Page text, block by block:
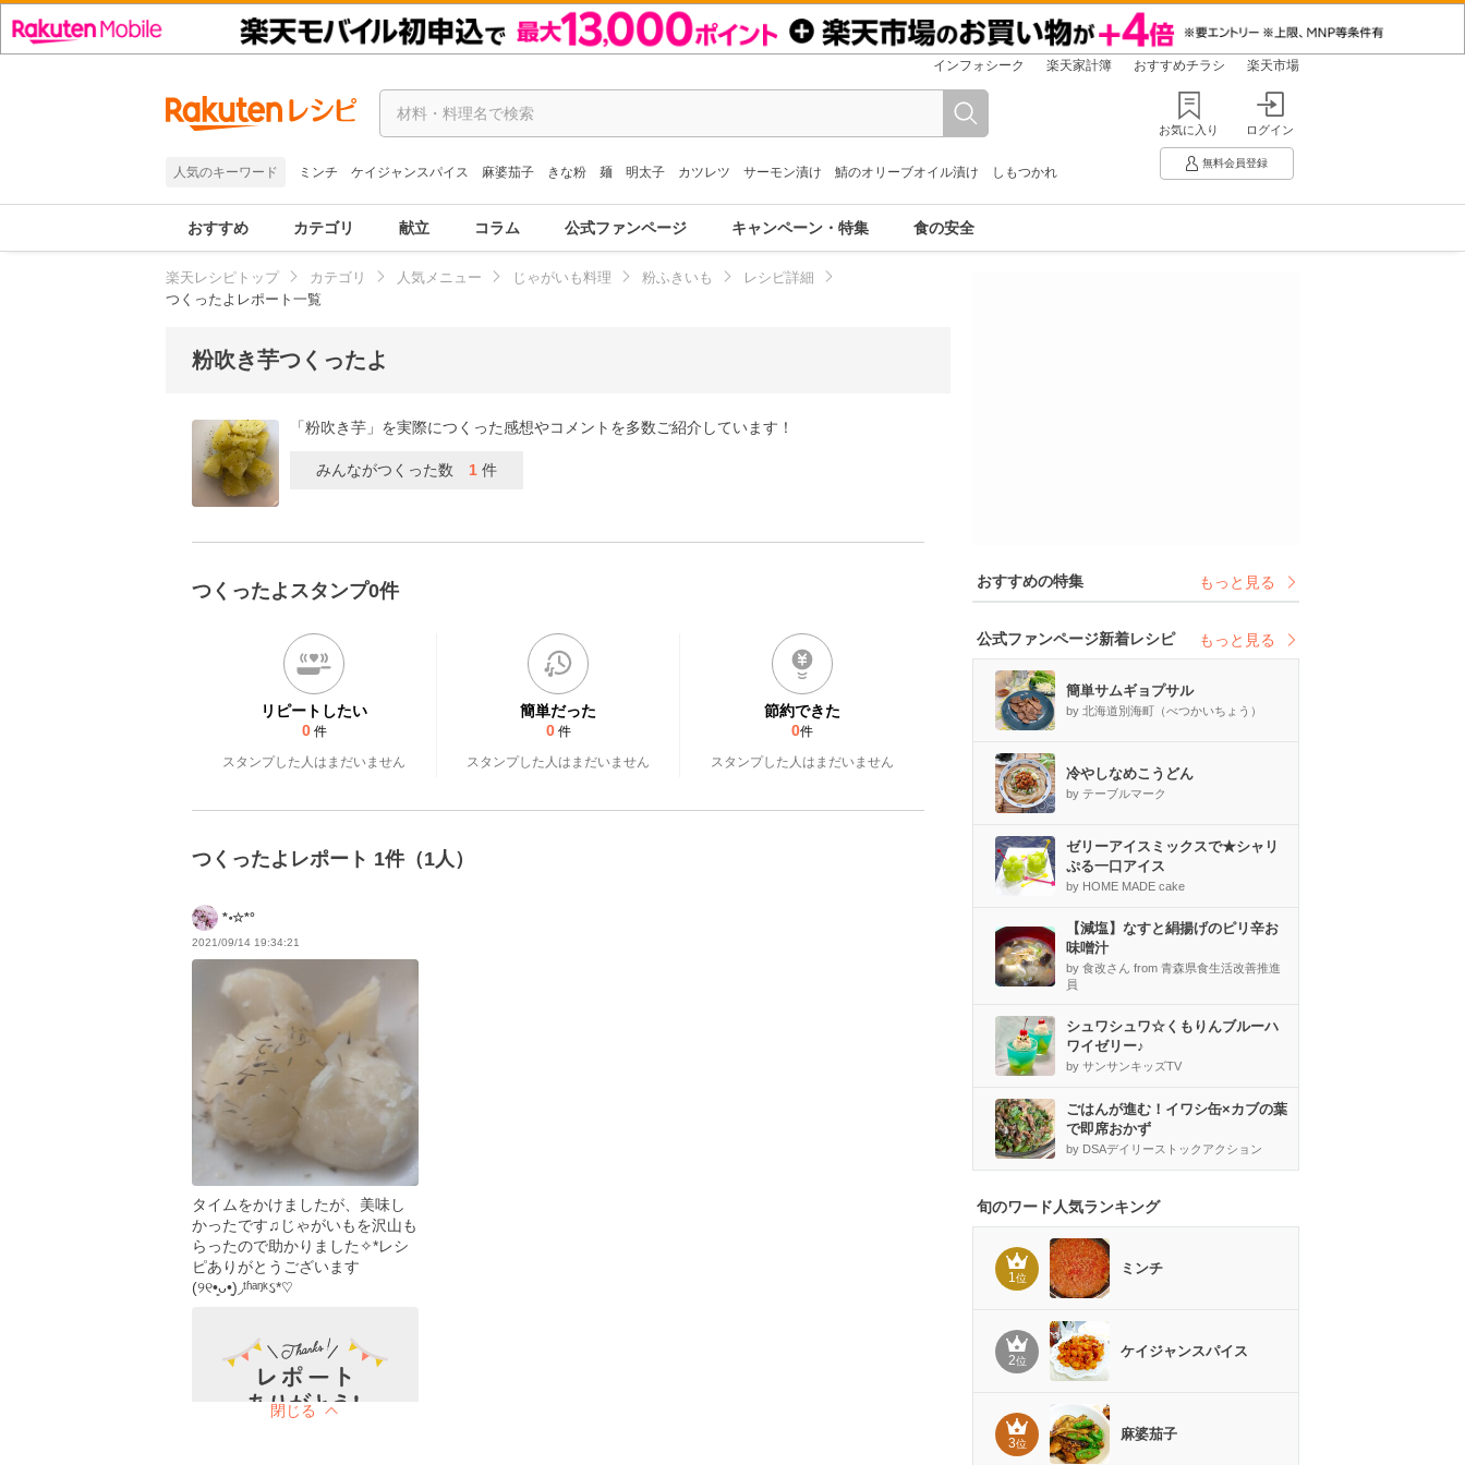
インフォシーク 楽天家計簿 おすすめチラシ 楽天市場
人気のキーワード ミンチ ケイジャンスパイス 麻婆茄子 きな粉 麺 明太子 カツレツ サーモン漬け 鯖のオリーブオイル漬け しもつかれ
お気に入り ログイン
無料会員登録
おすすめ カテゴリ 献立 コラム 公式ファンページ キャンペーン・特集 食の安全
楽天レシピトップ カテゴリ 人気メニュー じゃがいも料理 粉ふきいも
レシピ詳細
つくったよレポート一覧
粉吹き芋つくったよ
「粉吹き芋」を実際につくった感想やコメントを多数ご紹介しています！
みんながつくった数 1 件
つくったよスタンプ0件
リピートしたい
0 件
スタンプした人はまだいません
簡単だった
0 件
スタンプした人はまだいません
節約できた
0件
スタンプした人はまだいません
つくったよレポート 1件（1人）
*॰☆*°
2021/09/14 19:34:21
タイムをかけましたが、美味し
かったです♫じゃがいもを沢山も
らったので助かりました✧*レシ
ピありがとうございます
(୨୧•͈ᴗ•͈)◞ᵗʱᵃᵑᵏઽ*♡
閉じる
おすすめの特集 もっと見る
公式ファンページ新着レシピ もっと見る
簡単サムギョプサル
by 北海道別海町（べつかいちょう）
冷やしなめこうどん
by テーブルマーク
ゼリーアイスミックスで★シャリ
ぷる一口アイス
by HOME MADE cake
【減塩】なすと絹揚げのピリ辛お
味噌汁
by 食改さん from 青森県食生活改善推進
員
シュワシュワ☆くもりんブルーハ
ワイゼリー♪
by サンサンキッズTV
ごはんが進む！イワシ缶×カブの葉
で即席おかず
by DSAデイリーストックアクション
旬のワード人気ランキング
1位
ミンチ
2位
ケイジャンスパイス
3位
麻婆茄子